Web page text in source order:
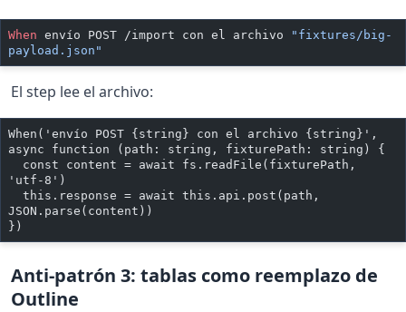
When envío POST /import con el archivo
"fixtures/big-
payload.json"
El step lee el archivo:
When('envío POST {string} con el archivo {string}',
async function (path: string, fixturePath: string) {
'utf-8')
JSON.parse(content))
})
Anti-patrón 3: tablas como reemplazo de
Outline